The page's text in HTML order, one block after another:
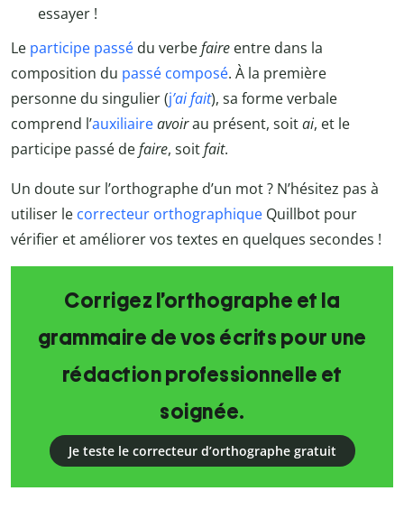
essayer !
Le participe passé du verbefaire entre dans la
composition du passé composé. À la première
personne du singulier (j’ai fait), sa forme verbale
comprend l’auxiliaireavoirau présent, soitai, et le
participe passé defaire, soitfait.
Un doute sur l’orthographe d’un mot ? N’hésitez pas à
utiliser le correcteur orthographique Quillbot pour
vérifier et améliorer vos textes en quelques secondes !
Corrigez l’orthographe et la
grammaire de vos écrits pour une
rédaction professionnelle et
soignée.
Je teste le correcteur d’orthographe gratuit